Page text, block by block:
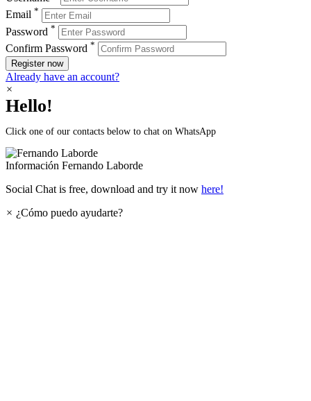
Email *
Password *
Confirm Password *
Register now
Already have an account?
×
Hello!
Click one of our contacts below to chat on WhatsApp
Información Fernando Laborde
Social Chat is free, download and try it now here!
× ¿Cómo puedo ayudarte?